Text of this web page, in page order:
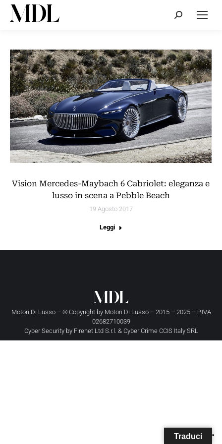
Cerca:
Vision Mercedes-Maybach 6 Cabriolet: eleganza e
lusso in scena a Pebble Beach
19 Agosto 2017
Leggi
Motori Di Lusso – © Copyright by Motori Di Lusso– 2015 – 2025 – P.IVA
02682710039
Cyber Security by Firenet Ltd S.r.l. & Cyber Crime CCIS Italy SRL
Traduci